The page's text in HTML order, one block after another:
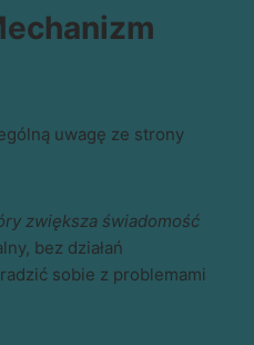
uwagę ze strony
zwiększa świadomość
bez działań
sobie z problemami